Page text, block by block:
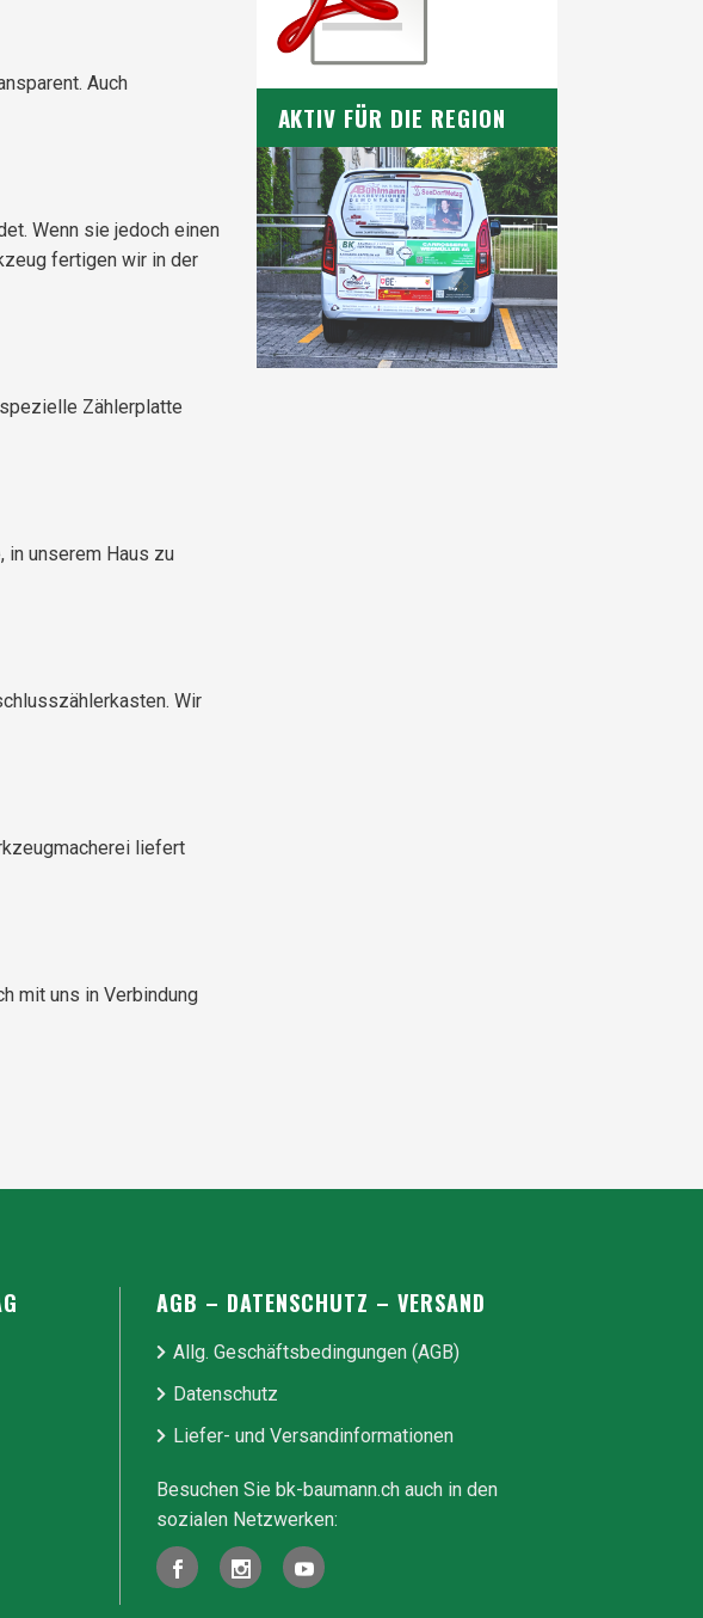
Auch
Wenn sie jedoch einen
fertigen wir in der
Zählerplatte
in unserem Haus zu
Wir
liefert
mit uns in Verbindung
AKTIV FÜR DIE REGION
AGB – DATENSCHUTZ – VERSAND
Allg. Geschäfts­be­ding­ungen (AGB)
Datenschutz
Liefer- und Ver­sand­in­for­ma­tionen
Besuchen Sie bk-baumann.ch auch in den
sozialen Netzwerken: